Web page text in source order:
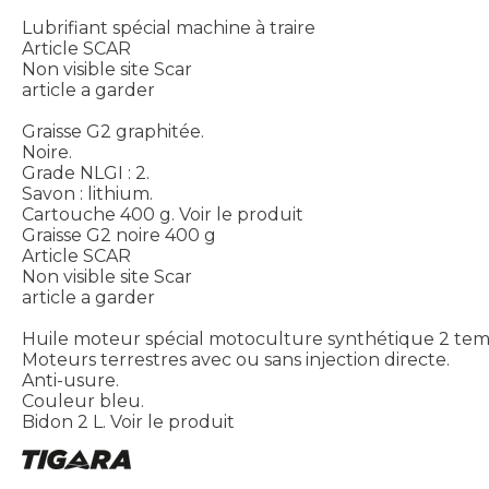
Lubrifiant spécial machine à traire
Article SCAR
Non visible site Scar
article a garder
Graisse G2 graphitée.
Noire.
Grade NLGI : 2.
Savon : lithium.
Cartouche 400 g. Voir le produit
Graisse G2 noire 400 g
Article SCAR
Non visible site Scar
article a garder
Huile moteur spécial motoculture synthétique 2
Moteurs terrestres avec ou sans injection directe.
Anti-usure.
Couleur bleu.
Bidon 2 L. Voir le produit